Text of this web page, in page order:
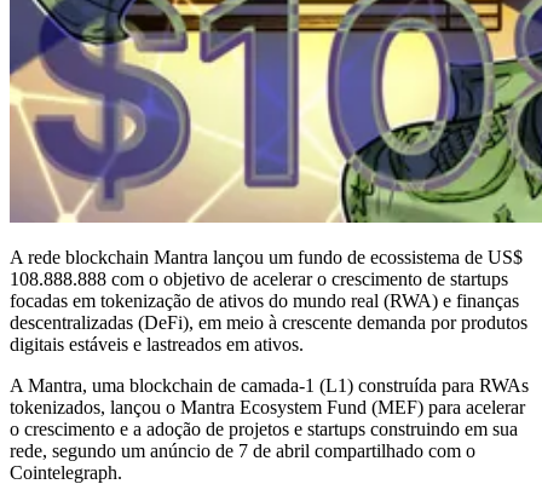
A rede blockchain Mantra lançou um fundo de ecossistema de US$
108.888.888 com o objetivo de acelerar o crescimento de startups
focadas em tokenização de ativos do mundo real (RWA) e finanças
descentralizadas (DeFi), em meio à crescente demanda por produtos
digitais estáveis e lastreados em ativos.
A Mantra, uma blockchain de camada-1 (L1) construída para RWAs
tokenizados, lançou o Mantra Ecosystem Fund (MEF) para acelerar
o crescimento e a adoção de projetos e startups construindo em sua
rede, segundo um anúncio de 7 de abril compartilhado com o
Cointelegraph.